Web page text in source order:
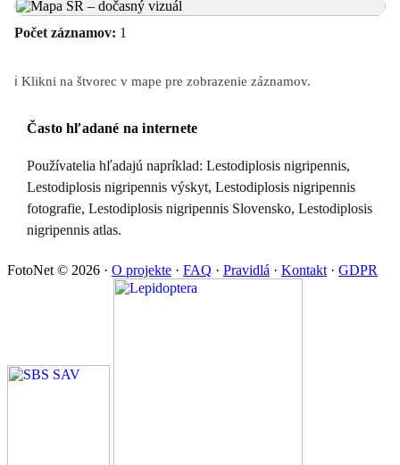
Počet záznamov: 1
ℹ️ Klikni na štvorec v mape pre zobrazenie záznamov.
Často hľadané na internete
Používatelia hľadajú napríklad: Lestodiplosis nigripennis,
Lestodiplosis nigripennis výskyt, Lestodiplosis nigripennis
fotografie, Lestodiplosis nigripennis Slovensko, Lestodiplosis
nigripennis atlas.
FotoNet © 2026 · O projekte · FAQ · Pravidlá · Kontakt · GDPR